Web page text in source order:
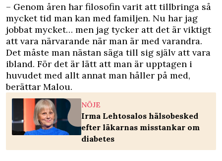
– Genom åren har filosofin varit att tillbringa så
mycket tid man kan med familjen. Nu har jag
jobbat mycket… men jag tycker att det är viktigt
att vara närvarande när man är med varandra.
Det måste man nästan säga till sig själv att vara
ibland. För det är lätt att man är upptagen i
huvudet med allt annat man håller på med,
berättar Malou.
NÖJE
Irma Lehtosalos hälsobesked
efter läkarnas misstankar om
diabetes